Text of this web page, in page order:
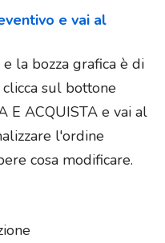
e vai al
la bozza grafica è di
sul bottone
E ACQUISTA e vai al
l'ordine
cosa modificare.